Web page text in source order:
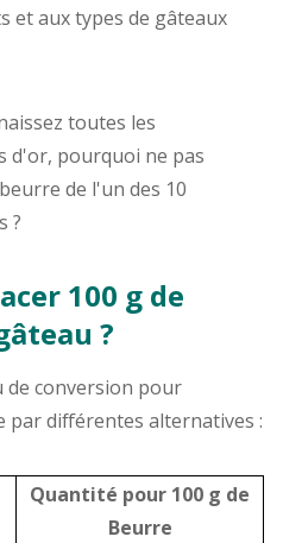
et aux types de gâteaux
toutes les
d'or, pourquoi ne pas
de l'un des 10
?
100 g de
?
de conversion pour
par différentes alternatives :
Quantité pour 100 g de
Beurre